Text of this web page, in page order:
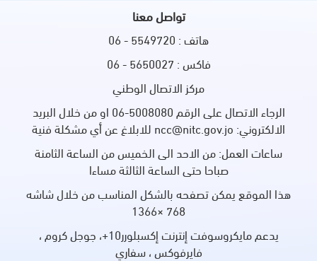
تواصل معنا
هاتف : 5549720 - 06
فاكس : 5650027 - 06
مركز الاتصال الوطني
الرجاء الاتصال على الرقم 5008080-06 او من خلال البريد
الالكتروني: ncc@nitc.gov.jo للابلاغ عن أي مشكلة فنية
ساعات العمل: من الاحد الى الخميس من الساعة الثامنة
صباحا حتى الساعة الثالثة مساءا
هذا الموقع يمكن تصفحه بالشكل المناسب من خلال شاشه
768 ×1366
يدعم مايكروسوفت إنترنت إكسبلورر10+، جوجل كروم ،
فايرفوكس ، سفاري